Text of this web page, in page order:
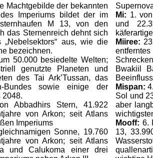
Machtgebilde der bekannten
Imperiums bildet der im
M 13, von den
das Sternenreich dehnt sich
aus, wie die
bezeichnen.
50.000 besiedelte Welten;
genutzte Planeten und
des Tai Ark’Tussan, das
Bundes sowie einige der
2048.
Abbadhirs Stern, 41.922
von Arkon; seit Atlans
Imperiums
Sonne, 19.760
von Arkon; seit Atlans
und Calukoma einer drei
Mi: 1.
und
Miiree:
Bwakiil
Mispan:
Sol und
aber
Mooff: 6.
13,